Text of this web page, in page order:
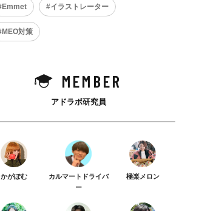
Emmet イラストレーター
MEO対策
MEMBER
アドラボ研究員
かがぽむ
カルマートドライバ
ー
極楽メロン